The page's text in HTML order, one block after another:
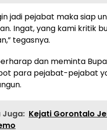
jadi pejabat maka siap
Ingat, yang kami kritik
tegasnya.
dan meminta
para pejabat-pejabat
Juga: Kejati Gorontalo